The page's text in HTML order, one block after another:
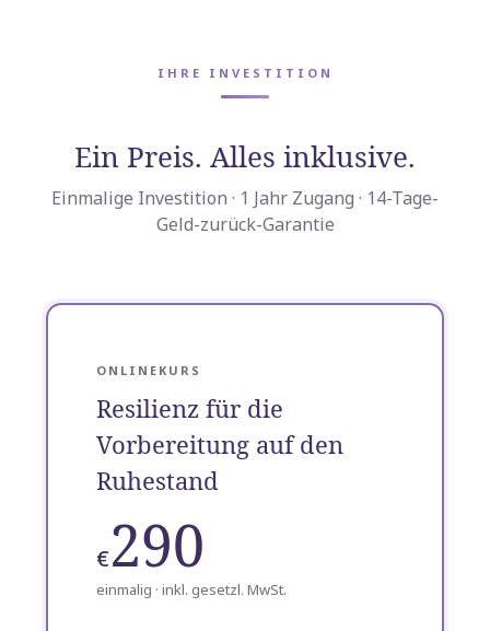
IHRE INVESTITION
Ein Preis. Alles inklusive.
Einmalige Investition · 1 Jahr Zugang · 14-Tage-
Geld-zurück-Garantie
ONLINEKURS
Resilienz für die
Vorbereitung auf den
Ruhestand
€290
einmalig · inkl. gesetzl. MwSt.